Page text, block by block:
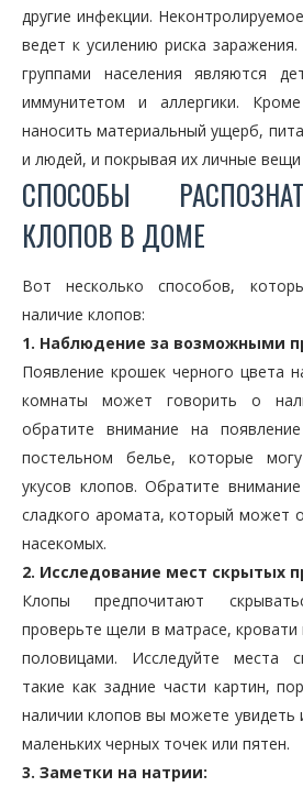
другие инфекции.
ведет к усилению риска
группами населения являются
иммунитетом и аллергики.
наносить материальный ущерб,
и людей, и покрывая их личные
СПОСОБЫ
КЛОПОВ В ДОМЕ
Вот несколько способов,
наличие клопов:
1. Наблюдение за возможными
Появление крошек черного цвета
комнаты может говорить о
обратите внимание на
постельном белье, которые
укусов клопов. Обратите
сладкого аромата, который может
насекомых.
2. Исследование мест скрытых
Клопы предпочитают
проверьте щели в матрасе,
половицами. Исследуйте места
такие как задние части картин,
наличии клопов вы можете увидеть
маленьких черных точек или пятен.
3. Заметки на натрии: